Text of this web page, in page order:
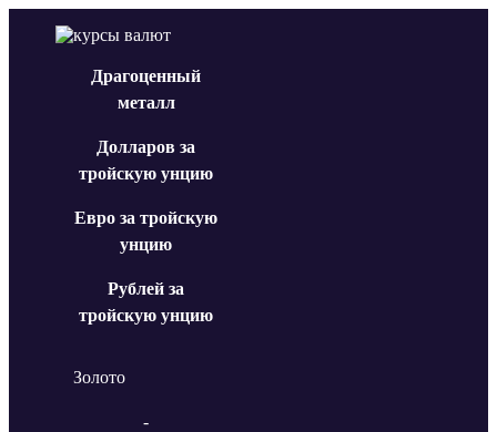
Драгоценный
металл
Долларов за
тройскую унцию
Евро за тройскую
унцию
Рублей за
тройскую унцию
Золото
-